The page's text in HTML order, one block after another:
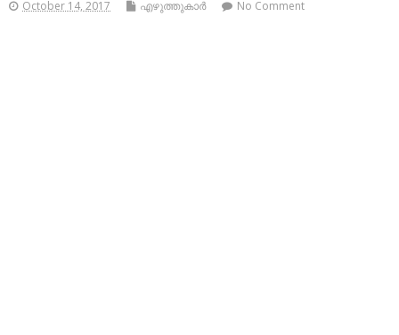
October 14, 2017 എഴുത്തുകാര്‍ No Comment